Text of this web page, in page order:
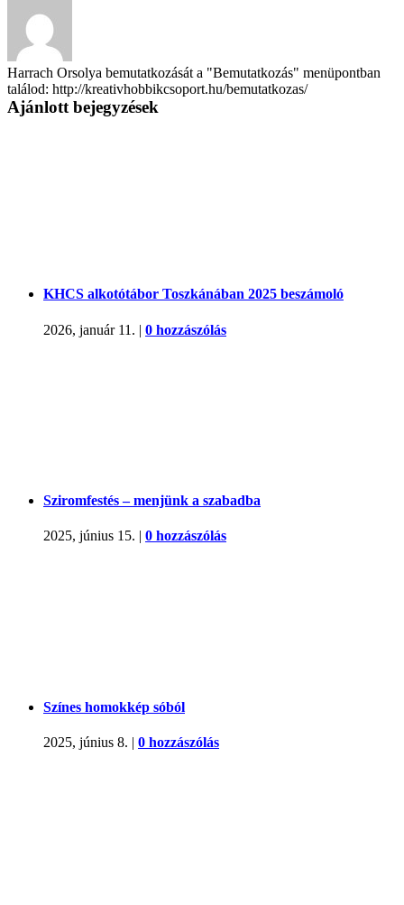
Harrach Orsolya bemutatkozását a "Bemutatkozás" menüpontban
találod: http://kreativhobbikcsoport.hu/bemutatkozas/
Ajánlott bejegyzések
KHCS alkotótábor Toszkánában 2025 beszámoló
2026, január 11. | 0 hozzászólás
Sziromfestés – menjünk a szabadba
2025, június 15. | 0 hozzászólás
Színes homokkép sóból
2025, június 8. | 0 hozzászólás